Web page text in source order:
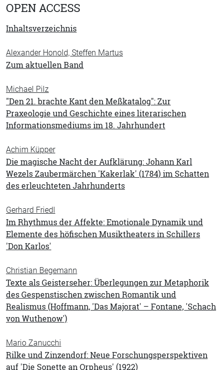
OPEN ACCESS
Inhaltsverzeichnis
Alexander Honold, Steffen Martus
Zum aktuellen Band
Michael Pilz
"Den 21. brachte Kant den Meßkatalog": Zur
Praxeologie und Geschichte eines literarischen
Informationsmediums im 18. Jahrhundert
Achim Küpper
Die magische Nacht der Aufklärung: Johann Karl
Wezels Zaubermärchen 'Kakerlak' (1784) im Schatten
des erleuchteten Jahrhunderts
Gerhard Friedl
Im Rhythmus der Affekte: Emotionale Dynamik und
Elemente des höfischen Musiktheaters in Schillers
'Don Karlos'
Christian Begemann
Texte als Geisterseher: Überlegungen zur Metaphorik
des Gespenstischen zwischen Romantik und
Realismus (Hoffmann, 'Das Majorat' – Fontane, 'Schach
von Wuthenow')
Mario Zanucchi
Rilke und Zinzendorf: Neue Forschungsperspektiven
auf 'Die Sonette an Orpheus' (1922)